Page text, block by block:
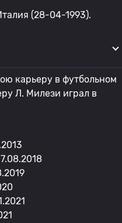
(28-04-1993).
карьеру в футбольном
Л. Милези играл в